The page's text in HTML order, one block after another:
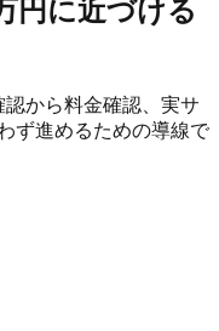
円に近づける
から料金確認、実サ
ず進めるための導線で